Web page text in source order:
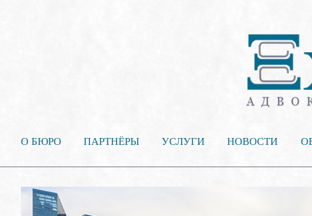
О БЮРО ПАРТНЁРЫ УСЛУГИ НОВОСТИ